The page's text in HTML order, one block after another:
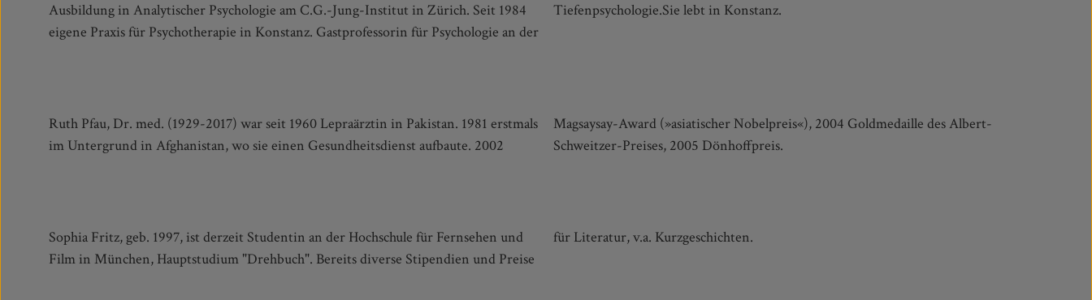
Ausbildung in Analytischer Psychologie am C.G.-Jung-Institut in Zürich. Seit 1984
eigene Praxis für Psychotherapie in Konstanz. Gastprofessorin für Psychologie an der
Tiefenpsychologie.Sie lebt in Konstanz.
Ruth Pfau, Dr. med. (1929-2017) war seit 1960 Lepraärztin in Pakistan. 1981 erstmals
im Untergrund in Afghanistan, wo sie einen Gesundheitsdienst aufbaute. 2002
Magsaysay-Award (»asiatischer Nobelpreis«), 2004 Goldmedaille des Albert-
Schweitzer-Preises, 2005 Dönhoffpreis.
Sophia Fritz, geb. 1997, ist derzeit Studentin an der Hochschule für Fernsehen und
Film in München, Hauptstudium "Drehbuch". Bereits diverse Stipendien und Preise
für Literatur, v.a. Kurzgeschichten.